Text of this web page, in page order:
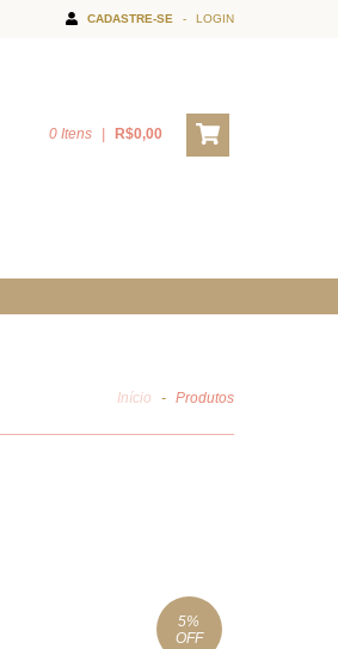
CADASTRE-SE - LOGIN
0 Itens R$0,00
Início - Produtos
5%
OFF